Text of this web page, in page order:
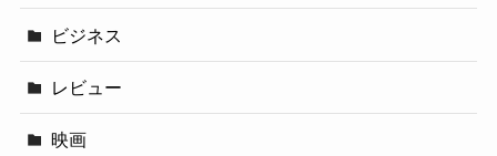
ビジネス
レビュー
映画